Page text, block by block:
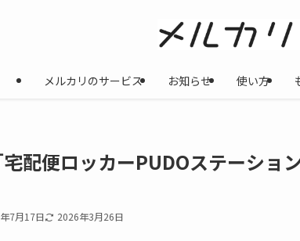
メルカリのサービス お知らせ 使い方
配便ロッカーPUDOステーシ
7月17日 2026年3月26日